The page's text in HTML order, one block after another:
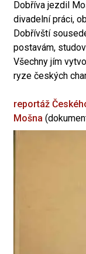
Dobříva jezdil
divadelní práci,
Dobřívští
postavám,
Všechny jím
ryze českých
reportáž
Mošna